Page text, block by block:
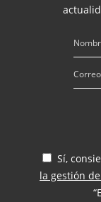
Sí,
la gestión